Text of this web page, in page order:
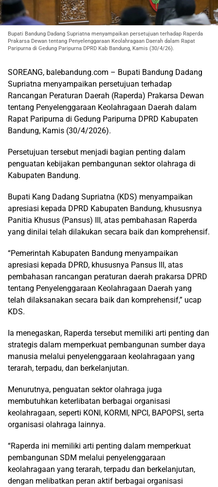
Bupati Bandung Dadang Supriatna menyampaikan persetujuan terhadap Raperda
Prakarsa Dewan tentang Penyelenggaraan Keolahragaan Daerah dalam Rapat
Paripurna di Gedung Paripurna DPRD Kab Bandung, Kamis (30/4/26).
SOREANG, balebandung.com – Bupati Bandung Dadang
Supriatna menyampaikan persetujuan terhadap
Rancangan Peraturan Daerah (Raperda) Prakarsa Dewan
tentang Penyelenggaraan Keolahragaan Daerah dalam
Rapat Paripurna di Gedung Paripurna DPRD Kabupaten
Bandung, Kamis (30/4/2026).
Persetujuan tersebut menjadi bagian penting dalam
penguatan kebijakan pembangunan sektor olahraga di
Kabupaten Bandung.
Bupati Kang Dadang Supriatna (KDS) menyampaikan
apresiasi kepada DPRD Kabupaten Bandung, khususnya
Panitia Khusus (Pansus) III, atas pembahasan Raperda
yang dinilai telah dilakukan secara baik dan komprehensif.
“Pemerintah Kabupaten Bandung menyampaikan
apresiasi kepada DPRD, khususnya Pansus III, atas
pembahasan rancangan peraturan daerah prakarsa DPRD
tentang Penyelenggaraan Keolahragaan Daerah yang
telah dilaksanakan secara baik dan komprehensif,” ucap
KDS.
Ia menegaskan, Raperda tersebut memiliki arti penting dan
strategis dalam memperkuat pembangunan sumber daya
manusia melalui penyelenggaraan keolahragaan yang
terarah, terpadu, dan berkelanjutan.
Menurutnya, penguatan sektor olahraga juga
membutuhkan keterlibatan berbagai organisasi
keolahragaan, seperti KONI, KORMI, NPCI, BAPOPSI, serta
organisasi olahraga lainnya.
“Raperda ini memiliki arti penting dalam memperkuat
pembangunan SDM melalui penyelenggaraan
keolahragaan yang terarah, terpadu dan berkelanjutan,
dengan melibatkan peran aktif berbagai organisasi